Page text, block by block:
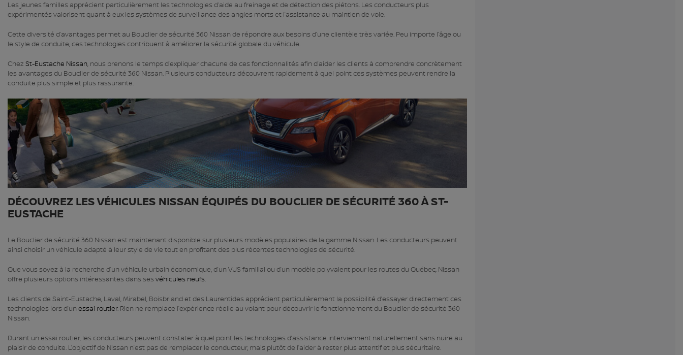
Les jeunes familles apprécient particulièrement les technologies d’aide au freinage et de détection des piétons. Les conducteurs plus
expérimentés valorisent quant à eux les systèmes de surveillance des angles morts et l’assistance au maintien de voie.
Cette diversité d’avantages permet au Bouclier de sécurité 360 Nissan de répondre aux besoins d’une clientèle très variée. Peu importe l’âge ou
le style de conduite, ces technologies contribuent à améliorer la sécurité globale du véhicule.
Chez St-Eustache Nissan, nous prenons le temps d’expliquer chacune de ces fonctionnalités afin d’aider les clients à comprendre concrètement
les avantages du Bouclier de sécurité 360 Nissan. Plusieurs conducteurs découvrent rapidement à quel point ces systèmes peuvent rendre la
conduite plus simple et plus rassurante.
DÉCOUVREZ LES VÉHICULES NISSAN ÉQUIPÉS DU BOUCLIER DE SÉCURITÉ 360 À ST-
EUSTACHE
Le Bouclier de sécurité 360 Nissan est maintenant disponible sur plusieurs modèles populaires de la gamme Nissan. Les conducteurs peuvent
ainsi choisir un véhicule adapté à leur style de vie tout en profitant des plus récentes technologies de sécurité.
Que vous soyez à la recherche d’un véhicule urbain économique, d’un VUS familial ou d’un modèle polyvalent pour les routes du Québec, Nissan
offre plusieurs options intéressantes dans ses véhicules neufs.
Les clients de Saint-Eustache, Laval, Mirabel, Boisbriand et des Laurentides apprécient particulièrement la possibilité d’essayer directement ces
technologies lors d’un essai routier. Rien ne remplace l’expérience réelle au volant pour découvrir le fonctionnement du Bouclier de sécurité 360
Nissan.
Durant un essai routier, les conducteurs peuvent constater à quel point les technologies d’assistance interviennent naturellement sans nuire au
plaisir de conduite. L’objectif de Nissan n’est pas de remplacer le conducteur, mais plutôt de l’aider à rester plus attentif et plus sécuritaire.